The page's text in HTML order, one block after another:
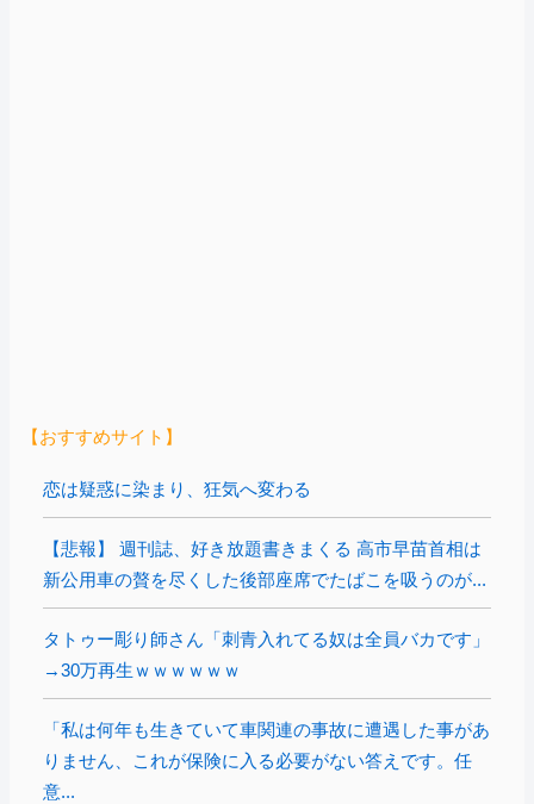
【おすすめサイト】
恋は疑惑に染まり、狂気へ変わる
【悲報】 週刊誌、好き放題書きまくる 高市早苗首相は
新公用車の贅を尽くした後部座席でたばこを吸うのが...
タトゥー彫り師さん「刺青入れてる奴は全員バカです」
→30万再生ｗｗｗｗｗｗ
「私は何年も生きていて車関連の事故に遭遇した事があ
りません、これが保険に入る必要がない答えです。任
意...